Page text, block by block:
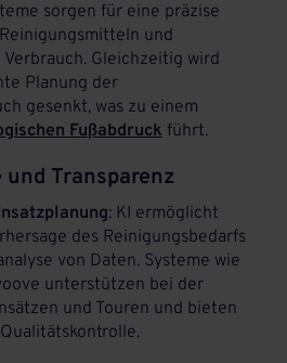
sorgen für eine präzise
und
Gleichzeitig wird
Planung der
gesenkt, was zu einem
Fußabdruck führt.
Transparenz
: KI ermöglicht
des Reinigungsbedarfs
von Daten. Systeme wie
unterstützen bei der
und Touren und bieten